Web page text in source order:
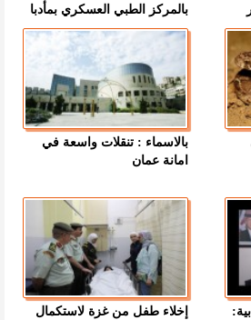
بالمركز الطبي العسكري بمأدبا
بالاسماء : تنقلات واسعة في
امانة عمان
إخلاء طفل من غزة لاستكمال